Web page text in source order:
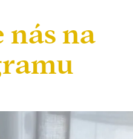
nás na